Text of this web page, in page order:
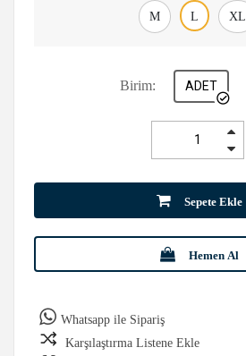
M
L XL
Birim: ADET
Sepete Ekle
Hemen Al
Whatsapp ile Sipariş
Karşılaştırma Listene Ekle